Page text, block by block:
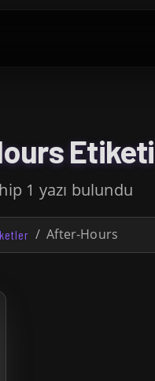
Etiketi
1 yazı bulundu
After-Hours